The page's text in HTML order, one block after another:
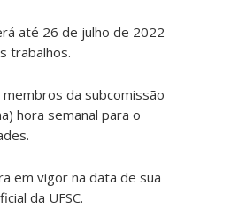
até 26 de julho de 2022
trabalhos.
membros da subcomissão
hora semanal para o
em vigor na data de sua
da UFSC.